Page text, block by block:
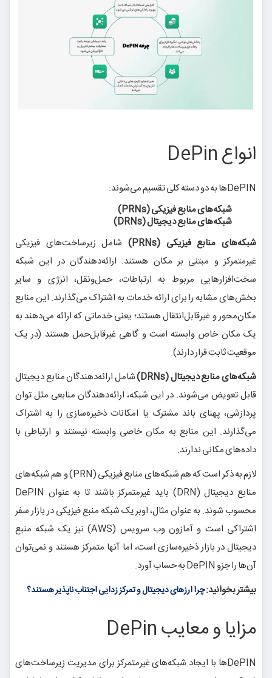
انواع DePin
DePIN‌ها به دو دسته کلی تقسیم می‌شوند:
شبکه‌های منابع فیزیکی (PRNs)
شبکه‌های منابع دیجیتال (DRNs)
شبکه‌های منابع فیزیکی (PRNs)
شامل زیرساخت‌های فیزیکی
غیرمتمرکز و مبتنی بر مکان هستند. ارائه‌دهندگان در این شبکه
سخت‌افزارهایی مربوط به ارتباطات، حمل‌ونقل، انرژی و سایر
بخش‌های مشابه را برای ارائه خدمات به اشتراک می‌گذارند. این منابع
مکان‌محور و غیرقابل‌انتقال هستند؛ یعنی خدماتی که ارائه می‌دهند به
یک مکان خاص وابسته است و گاهی غیرقابل‌حمل هستند (در یک
موقعیت ثابت قرار دارند).
شبکه‌های منابع دیجیتال (DRNs)
شامل ارائه‌دهندگان منابع دیجیتال
قابل تعویض می‌شوند. در این شبکه، ارائه‌دهندگان منابعی مثل توان
پردازشی، پهنای باند مشترک یا امکانات ذخیره‌سازی را به اشتراک
می‌گذارند. این منابع به مکان خاصی وابسته نیستند و ارتباطی با
داده‌های مکانی ندارند.
لازم به ذکر است که هم شبکه‌های منابع فیزیکی (PRN) و هم شبکه‌های
منابع دیجیتال (DRN) باید غیرمتمرکز باشند تا به عنوان DePIN
محسوب شوند. به عنوان مثال، اوبر یک شبکه منبع فیزیکی در بازار سفر
اشتراکی است و آمازون وب سرویس (AWS) نیز یک شبکه منبع
دیجیتال در بازار ذخیره‌سازی است، اما آنها متمرکز هستند و نمی‌توان
آن‌ها را جزو DePIN به حساب آورد.
بیشتر بخوانید:چرا ارزهای دیجیتال و تمرکز زدایی اجتناب ناپذیر هستند؟
مزایا و معایب DePin
DePINها با ایجاد شبکه‌های غیرمتمرکز برای مدیریت زیرساخت‌های